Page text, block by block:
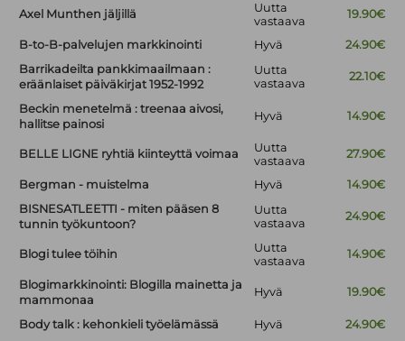
Axel Munthen jäljillä
Uutta
vastaava
19.90€
B-to-B-palvelujen markkinointi Hyvä
24.90€
Barrikadeilta pankkimaailmaan :
eräänlaiset päiväkirjat 1952-1992
Uutta
vastaava
22.10€
Beckin menetelmä : treenaa aivosi,
hallitse painosi
Hyvä 14.90€
BELLE LIGNE ryhtiä kiinteyttä voimaa
Uutta
vastaava
27.90€
Bergman - muistelma Hyvä
14.90€
BISNESATLEETTI - miten pääsen 8
tunnin työkuntoon?
Uutta
vastaava
24.90€
Blogi tulee töihin
Uutta
vastaava
14.90€
Blogimarkkinointi: Blogilla mainetta ja
mammonaa
Hyvä 19.90€
Body talk : kehonkieli työelämässä Hyvä
24.90€